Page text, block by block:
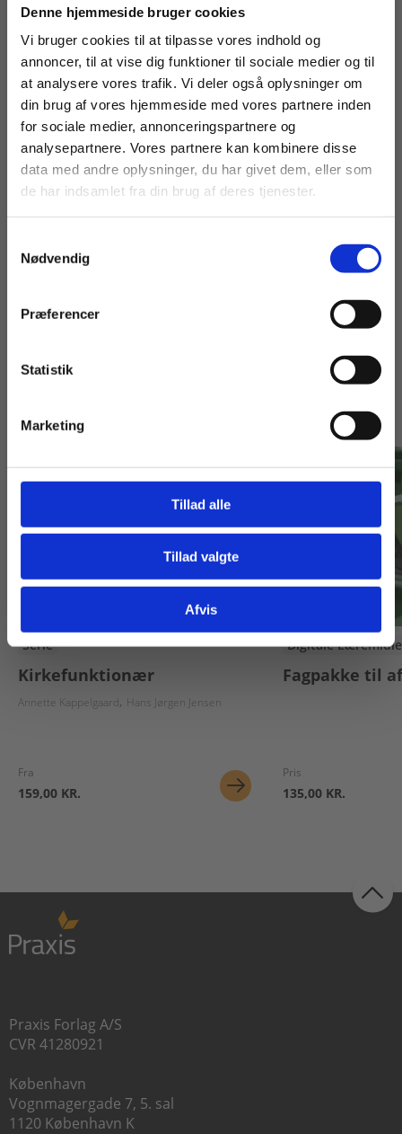
Denne hjemmeside bruger cookies
Vi bruger cookies til at tilpasse vores indhold og
annoncer, til at vise dig funktioner til sociale medier og til
at analysere vores trafik. Vi deler også oplysninger om
din brug af vores hjemmeside med vores partnere inden
for sociale medier, annonceringspartnere og
analysepartnere. Vores partnere kan kombinere disse
data med andre oplysninger, du har givet dem, eller som
de har indsamlet fra din brug af deres tjenester.
Nødvendig
Præferencer
Statistik
Marketing
Tillad alle
Tillad valgte
Afvis
Bog
Kirkefunktionær - Kirkens rengøring,
teknik og vedligeholdelse
Annette Kappelgaard Hans Jørgen Jensen
Serie
Kirkefunktionær
Annette Kappelgaard Hans Jørgen Jensen
Fra
159,00 KR.
Digitale
Fagpakke til
Pris
135,00 KR.
Praxis Forlag A/S
CVR 41280921
København
Vognmagergade 7, 5. sal
1120 København K
Køb læremidler og find masterclasses mm.
Fortsæt som:
For privatkunder og
studerende. Du får
vist priser inkl.
For institutioner og
virksomheder. Du
får vist priser ekskl.
Gå til praxisOnline